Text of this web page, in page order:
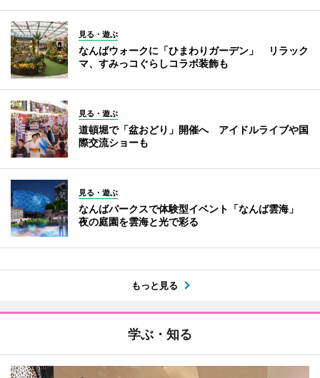
見る・遊ぶ
なんばウォークに「ひまわりガーデン」 リラック
マ、すみっコぐらしコラボ装飾も
見る・遊ぶ
道頓堀で「盆おどり」開催へ アイドルライブや国
際交流ショーも
見る・遊ぶ
なんばパークスで体験型イベント「なんば雲海」
夜の庭園を雲海と光で彩る
もっと見る
学ぶ・知る